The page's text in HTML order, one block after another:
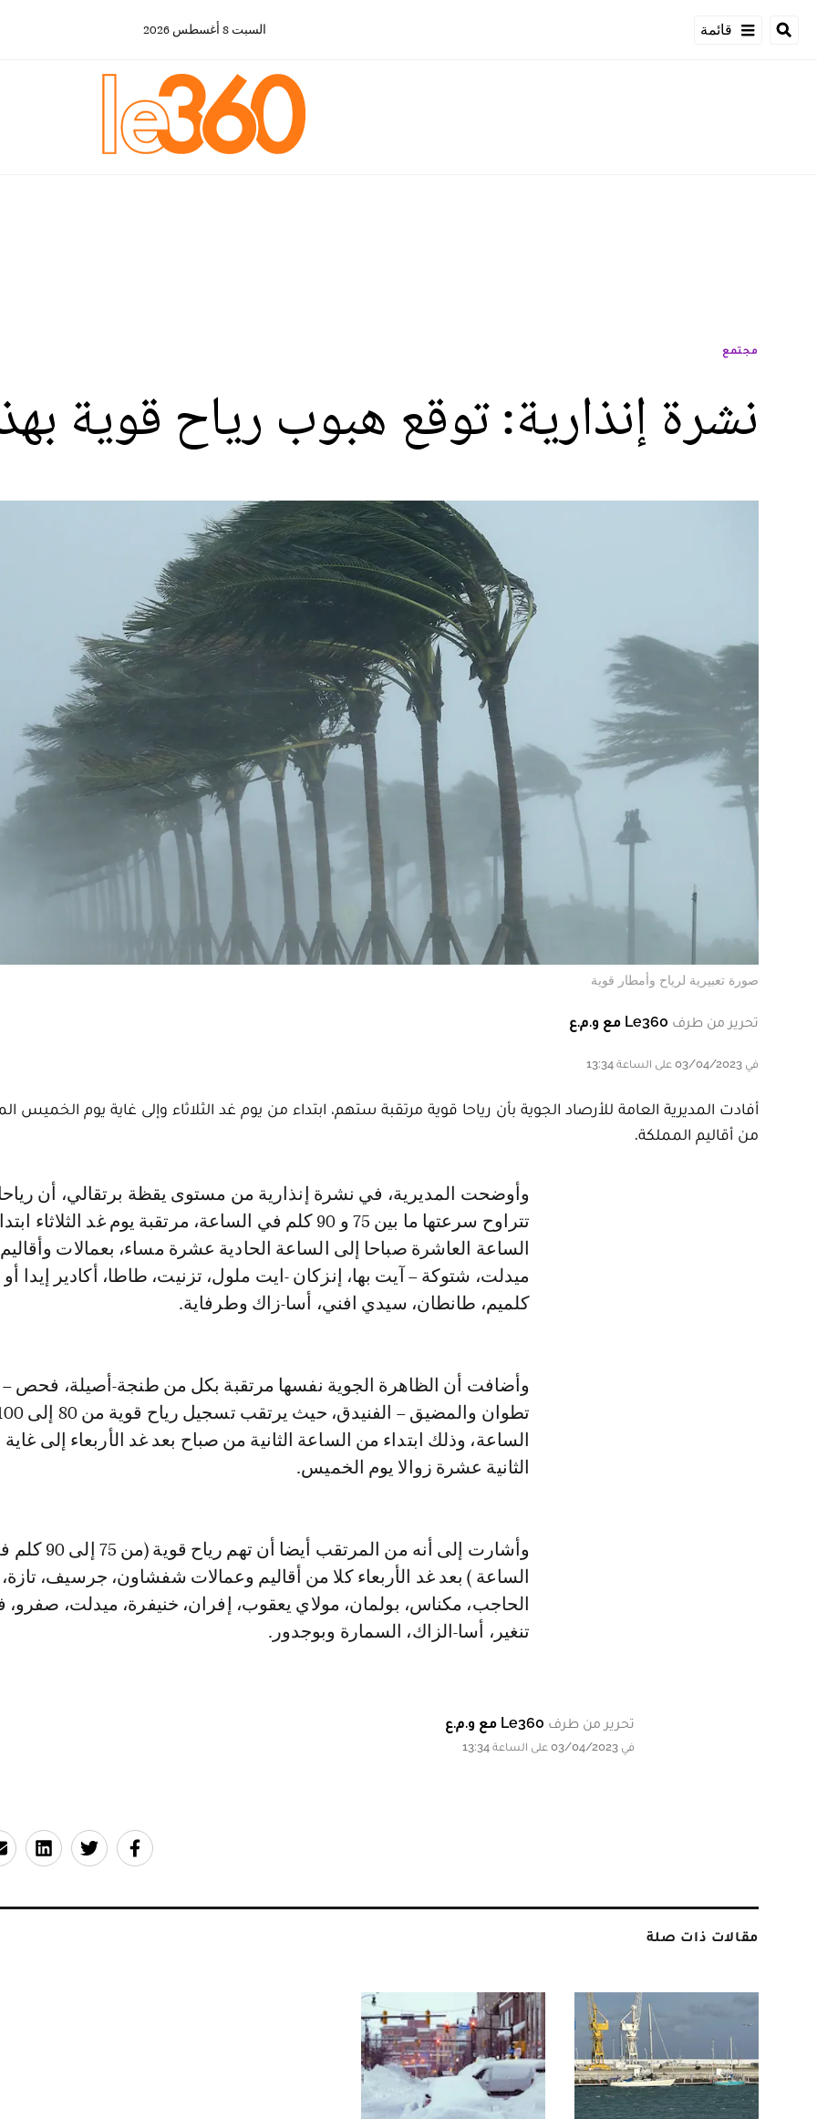
قائمة السبت 8 أغسطس 2026
مجتمع
نشرة إنذارية: توقع هبوب رياح قوية
صورة تعبيرية لرياح وأمطار قوية
تحرير من طرف Le360 مع و.م.ع
في 03/04/2023 على الساعة 13:34
أفادت المديرية العامة للأرصاد الجوية بأن رياحا قوية مرتقبة ستهم، ابتداء من يوم غد الثلاثاء وإلى غاية يوم الخميس
من أقاليم المملكة.
وأوضحت المديرية، في نشرة إنذارية من مستوى يقظة برتقالي، أن رياحا قوية
تتراوح سرعتها ما بين 75 و 90 كلم في الساعة، مرتقبة يوم غد الثلاثاء
الساعة العاشرة صباحا إلى الساعة الحادية عشرة مساء، بعمالات
ميدلت، شتوكة – آيت بها، إنزكان -ايت ملول، تزنيت، طاطا، أكادير إيدا أو
كلميم، طانطان، سيدي افني، أسا-زاك وطرفاية.
وأضافت أن الظاهرة الجوية نفسها مرتقبة بكل من طنجة-أصيلة، فحص –
الساعة، وذلك ابتداء من الساعة الثانية من صباح بعد غد الأربعاء إلى
الثانية عشرة زوالا يوم الخميس.
وأشارت إلى أنه من المرتقب أيضا أن تهم رياح
الساعة ) بعد غد الأربعاء كلا من أقاليم وعمالات شفشاون، جرسيف، تازة،
الحاجب، مكناس، بولمان، مولاي يعقوب، إفران، خنيفرة، ميدلت،
تنغير، أسا-الزاك، السمارة وبوجدور.
تحرير من طرف Le360 مع و.م.ع
في 03/04/2023 على الساعة 13:34
مقالات ذات صلة